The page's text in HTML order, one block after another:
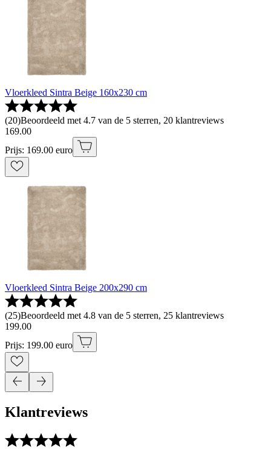
Vloerkleed Sintra Beige 160x230 cm
(20)Beoordeeld met 4.7 van de 5 sterren, 20 klantreviews
169.00
Prijs: 169.00 euro
Vloerkleed Sintra Beige 200x290 cm
(25)Beoordeeld met 4.8 van de 5 sterren, 25 klantreviews
199.00
Prijs: 199.00 euro
Klantreviews